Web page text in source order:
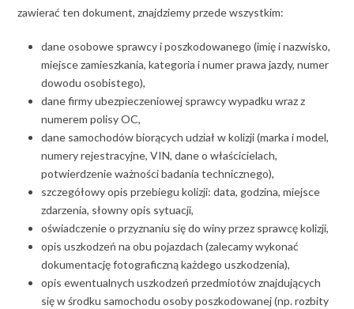
zawierać ten dokument, znajdziemy przede wszystkim:
dane osobowe sprawcy i poszkodowanego (imię i nazwisko,
miejsce zamieszkania, kategoria i numer prawa jazdy, numer
dowodu osobistego),
dane firmy ubezpieczeniowej sprawcy wypadku wraz z
numerem polisy OC,
dane samochodów biorących udział w kolizji (marka i model,
numery rejestracyjne, VIN, dane o właścicielach,
potwierdzenie ważności badania technicznego),
szczegółowy opis przebiegu kolizji: data, godzina, miejsce
zdarzenia, słowny opis sytuacji,
oświadczenie o przyznaniu się do winy przez sprawcę kolizji,
opis uszkodzeń na obu pojazdach (zalecamy wykonać
dokumentację fotograficzną każdego uszkodzenia),
opis ewentualnych uszkodzeń przedmiotów znajdujących
się w środku samochodu osoby poszkodowanej (np. rozbity